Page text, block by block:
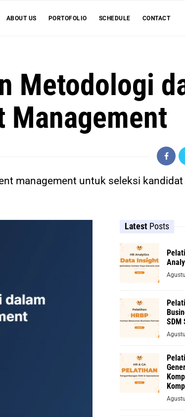
ABOUT US PORTOFOLIO SCHEDULE CONTACT
Metodologi
Management
management untuk seleksi
Latest Posts
SDM